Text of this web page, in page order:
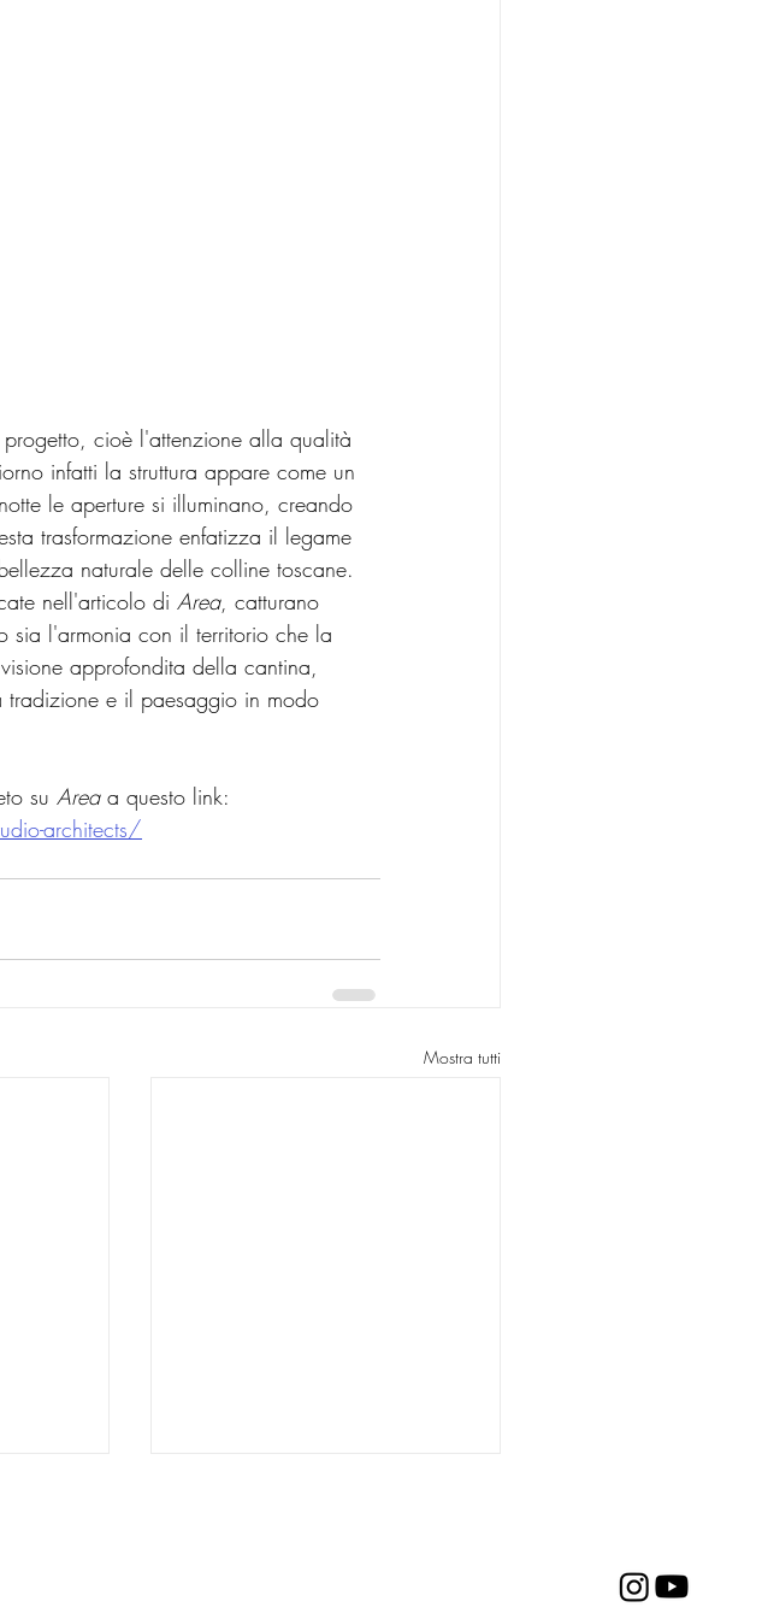
cioè l'attenzione alla qualità
infatti la struttura appare come un
le aperture si illuminano, creando
trasformazione enfatizza il legame
naturale delle colline toscane.
nell'articolo di Area, catturano
sia l'armonia con il territorio che la
approfondita della cantina,
e il paesaggio in modo
su Area a questo link:
architects/
Mostra tutti